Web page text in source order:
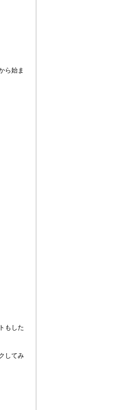
ら始ま
もした
してみ